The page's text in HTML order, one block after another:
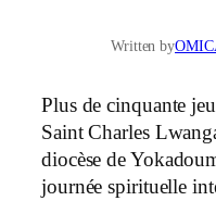
Written by
Plus de cinquante
Saint Charles
diocèse de
journée spirituelle